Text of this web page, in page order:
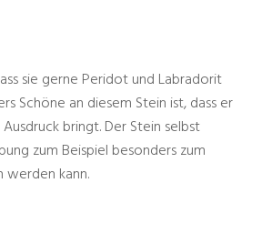
sie gerne Peridot und Labradorit
Schöne an diesem Stein ist, dass er
bringt. Der Stein selbst
zum Beispiel besonders zum
werden kann.